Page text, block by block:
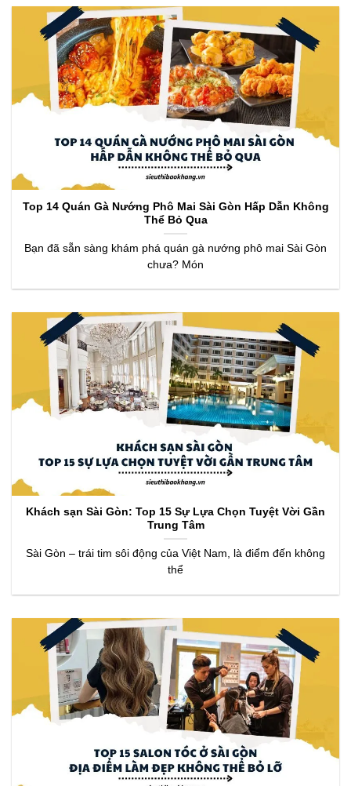
Top 14 Quán Gà Nướng Phô Mai Sài Gòn Hấp Dẫn Không
Thể Bỏ Qua
Bạn đã sẵn sàng khám phá quán gà nướng phô mai Sài Gòn
chưa? Món
Khách sạn Sài Gòn: Top 15 Sự Lựa Chọn Tuyệt Vời Gần
Trung Tâm
Sài Gòn – trái tim sôi động của Việt Nam, là điểm đến không
thể